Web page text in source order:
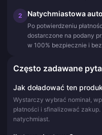
2 Natychmiastowa
Po potwierdzeniu
dostarczone na podany
w 100% bezpiecznie i
Często zadawane
Jak doładować ten
Wystarczy wybrać nominał,
płatności i sfinalizować
natychmiast.